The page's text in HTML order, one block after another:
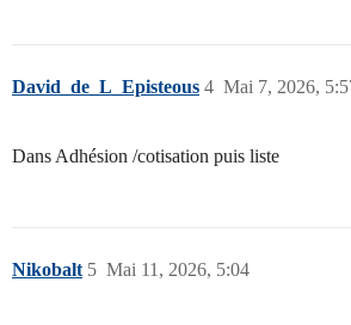
David_de_L_Episteous Mai 7, 2026,
4
Dans Adhésion /cotisation puis liste
Nikobalt Mai 11, 2026, 5:04
5